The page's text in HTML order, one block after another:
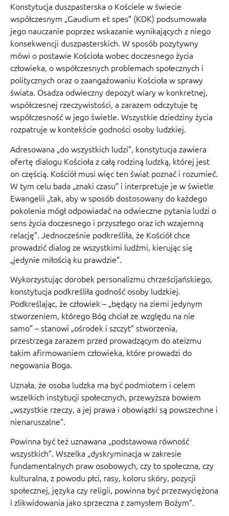
Konstytucja duszpasterska o Kościele w świecie
współczesnym „Gaudium et spes” (KDK) podsumowała
jego nauczanie poprzez wskazanie wynikających z niego
konsekwencji duszpasterskich. W sposób pozytywny
mówi o postawie Kościoła wobec doczesnego życia
człowieka, o współczesnych problemach społecznych i
politycznych oraz o zaangażowaniu Kościoła w sprawy
świata. Osadza odwieczny depozyt wiary w konkretnej,
współczesnej rzeczywistości, a zarazem odczytuje tę
współczesność w jego świetle. Wszystkie dziedziny życia
rozpatruje w kontekście godności osoby ludzkiej.
Adresowana „do wszystkich ludzi”, konstytucja zawiera
ofertę dialogu Kościoła z całą rodziną ludzką, której jest
on częścią. Kościół musi więc ten świat poznać i rozumieć.
W tym celu bada „znaki czasu” i interpretuje je w świetle
Ewangelii „tak, aby w sposób dostosowany do każdego
pokolenia mógł odpowiadać na odwieczne pytania ludzi o
sens życia doczesnego i przyszłego oraz ich wzajemną
relację”. Jednocześnie podkreśliła, że Kościół chce
prowadzić dialog ze wszystkimi ludźmi, kierując się
„jedynie miłością ku prawdzie”.
Wykorzystując dorobek personalizmu chrześcijańskiego,
konstytucja podkreśliła godność osoby ludzkiej.
Podkreślając, że człowiek – „będący na ziemi jedynym
stworzeniem, którego Bóg chciał ze względu na nie
samo” – stanowi „ośrodek i szczyt” stworzenia,
przestrzega zarazem przed prowadzącym do ateizmu
takim afirmowaniem człowieka, które prowadzi do
negowania Boga.
Uznała, że osoba ludzka ma być podmiotem i celem
wszelkich instytucji społecznych, przewyższa bowiem
„wszystkie rzeczy, a jej prawa i obowiązki są powszechne i
nienaruszalne”.
Powinna być też uznawana „podstawowa równość
wszystkich”. Wszelka „dyskryminacja w zakresie
fundamentalnych praw osobowych, czy to społeczna, czy
kulturalna, z powodu płci, rasy, koloru skóry, pozycji
społecznej, języka czy religii, powinna być przezwyciężona
i zlikwidowania jako sprzeczna z zamysłem Bożym”.